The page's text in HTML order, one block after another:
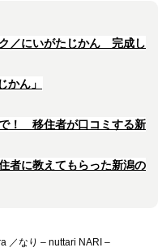
／にいがたじかん 完成し
かん」
！ 移住者が口コミする新
者に教えてもらった新潟の
なり – nuttari NARI –